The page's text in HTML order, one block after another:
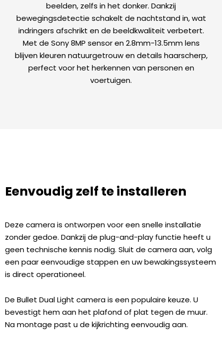
beelden, zelfs in het donker. Dankzij
bewegingsdetectie schakelt de nachtstand in, wat
indringers afschrikt en de beeldkwaliteit verbetert.
Met de Sony 8MP sensor en 2.8mm-13.5mm lens
blijven kleuren natuurgetrouw en details haarscherp,
perfect voor het herkennen van personen en
voertuigen.
Eenvoudig zelf te installeren
Deze camera is ontworpen voor een snelle installatie
zonder gedoe. Dankzij de plug-and-play functie heeft u
geen technische kennis nodig. Sluit de camera aan, volg
een paar eenvoudige stappen en uw bewakingssysteem
is direct operationeel.
De Bullet Dual Light camera is een populaire keuze. U
bevestigt hem aan het plafond of plat tegen de muur.
Na montage past u de kijkrichting eenvoudig aan.